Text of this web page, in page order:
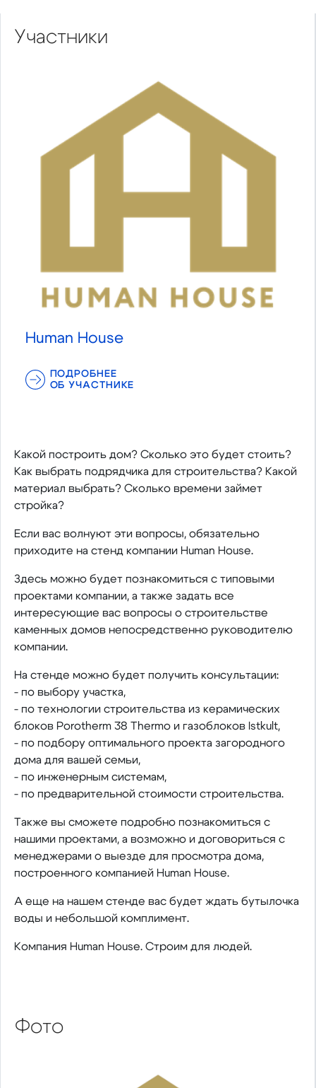
Участники
Human House
ПОДРОБНЕЕ
ОБ УЧАСТНИКЕ
Какой построить дом? Сколько это будет стоить?
Как выбрать подрядчика для строительства? Какой
материал выбрать? Сколько времени займет
стройка?
Если вас волнуют эти вопросы, обязательно
приходите на стенд компании Human House.
Здесь можно будет познакомиться с типовыми
проектами компании, а также задать все
интересующие вас вопросы о строительстве
каменных домов непосредственно руководителю
компании.
На стенде можно будет получить консультации:
- по выбору участка,
- по технологии строительства из керамических
блоков Porotherm 38 Thermo и газоблоков Istkult,
- по подбору оптимального проекта загородного
дома для вашей семьи,
- по инженерным системам,
- по предварительной стоимости строительства.
Также вы сможете подробно познакомиться с
нашими проектами, а возможно и договориться с
менеджерами о выезде для просмотра дома,
построенного компанией Human House.
А еще на нашем стенде вас будет ждать бутылочка
воды и небольшой комплимент.
Компания Human House. Строим для людей.
Фото